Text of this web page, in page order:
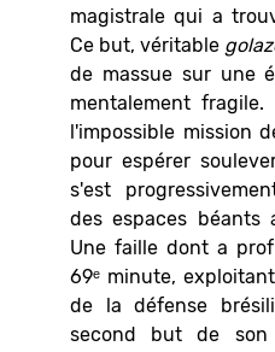
magistrale qui a
Ce but, véritable
de massue sur une
mentalement
l'impossible mission
pour espérer
s'est
des espaces béants
Une faille dont a
69ᵉ minute,
de la défense
second but de son